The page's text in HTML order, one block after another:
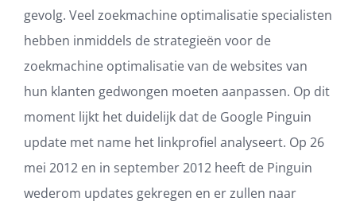
gevolg. Veel zoekmachine optimalisatie specialisten
hebben inmiddels de strategieën voor de
zoekmachine optimalisatie van de websites van
hun klanten gedwongen moeten aanpassen. Op dit
moment lijkt het duidelijk dat de Google Pinguin
update met name het linkprofiel analyseert. Op 26
mei 2012 en in september 2012 heeft de Pinguin
wederom updates gekregen en er zullen naar